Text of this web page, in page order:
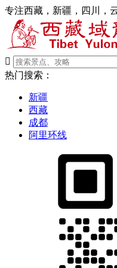
专注西藏，新疆，四川，

热门搜索：
新疆
西藏
成都
阿里环线